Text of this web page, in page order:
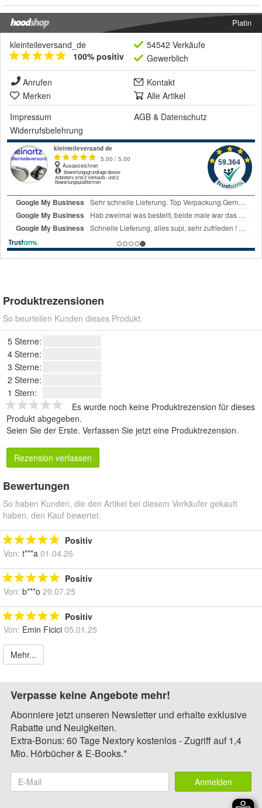
Platin
kleinteileversand_de
100% positiv
54542 Verkäufe
Gewerblich
Anrufen
Kontakt
Merken
Alle Artikel
Impressum
AGB & Datenschutz
Widerrufsbelehrung
Produktrezensionen
So beurteilen Kunden dieses Produkt.
5 Sterne:
4 Sterne:
3 Sterne:
2 Sterne:
1 Stern:
Es wurde noch keine Produktrezension für dieses
Produkt abgegeben.
Seien Sie der Erste. Verfassen Sie jetzt eine Produktrezension.
Rezension verfassen
Bewertungen
So haben Kunden, die den Artikel bei diesem Verkäufer gekauft
haben, den Kauf bewertet.
Positiv
Von: t***a 01.04.26
Positiv
Von: b***o 20.07.25
Positiv
Von: Emin Ficici 05.01.25
Mehr...
Verpasse keine Angebote mehr!
Abonniere jetzt unseren Newsletter und erhalte exklusive
Rabatte und Neuigkeiten.
Extra-Bonus: 60 Tage Nextory kostenlos - Zugriff auf 1,4
Mio. Hörbücher & E-Books.*
Anmelden